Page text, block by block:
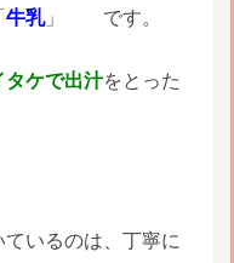
牛乳」 です。
タケで出汁をとった
いるのは、丁寧に